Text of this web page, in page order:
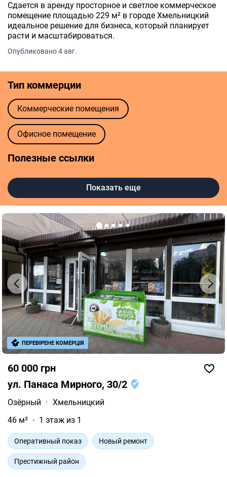
Сдается в аренду просторное и светлое коммерческое
помещение площадью 229 м² в городе Хмельницкий
идеальное решение для бизнеса, который планирует
расти и масштабироваться.
Опубликовано 4 авг.
Тип коммерции
Коммерческие помещения
Офисное помещение
Полезные ссылки
Риелторы в Хмельницком
Показать еще
60 000 грн
ул. Панаса Мирного, 30/2
Озёрный · Хмельницкий
46 м²
1 этаж из 1
Оперативный показ Новый ремонт
Престижный район
ПЕРЕВІРЕНЕ КОМЕРЦІЯ